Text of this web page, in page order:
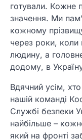
готували. Кожне
значення. Ми
кожному
через роки, коли
людину, а
додому, в
Вдячний усім,
нашій команді
Службі безпеки
найбільше –
який на фронті